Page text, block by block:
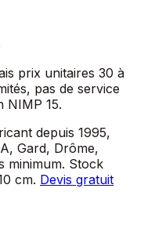
prix unitaires 30 à
pas de service
NIMP 15.
depuis 1995,
Gard, Drôme,
minimum. Stock
cm. Devis gratuit